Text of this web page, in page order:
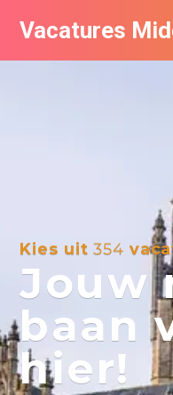
Vacatures
Kies uit354
Jouw
baan
hier!
Vacatures per bedrijf